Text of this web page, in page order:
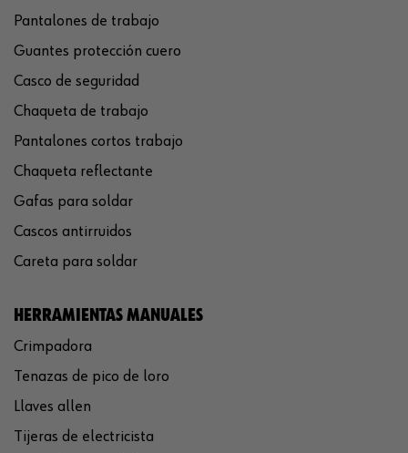
Pantalones de trabajo
Guantes protección cuero
Casco de seguridad
Chaqueta de trabajo
Pantalones cortos trabajo
Chaqueta reflectante
Gafas para soldar
Cascos antirruidos
Careta para soldar
HERRAMIENTAS MANUALES
Crimpadora
Tenazas de pico de loro
Llaves allen
Tijeras de electricista